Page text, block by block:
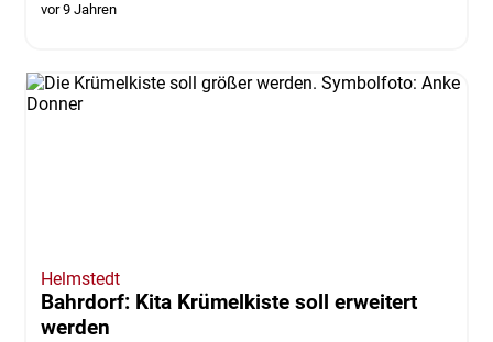
vor 9 Jahren
Helmstedt
Bahrdorf: Kita Krümelkiste soll erweitert
werden